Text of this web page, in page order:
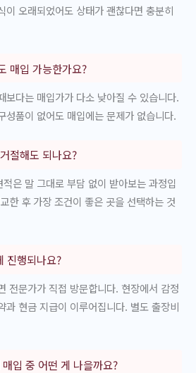
이 오래되었어도 상태가 괜찮다면 충분히
매입 가능한가요?
보다는 매입가가 다소 낮아질 수 있습니다.
성품이 없어도 매입에는 문제가 없습니다.
절해도 되나요?
은 말 그대로 부담 없이 받아보는 과정입
한 후 가장 조건이 좋은 곳을 선택하는 것
진행되나요?
전문가가 직접 방문합니다. 현장에서 감정
과 현금 지급이 이루어집니다. 별도 출장비
입 중 어떤 게 나을까요?